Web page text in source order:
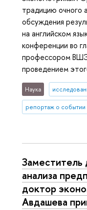
традицию очного
обсуждения
на английском
конференции во
профессором
проведением
Наука
репортаж о событии
Заместитель
анализа
доктор
Авдашева